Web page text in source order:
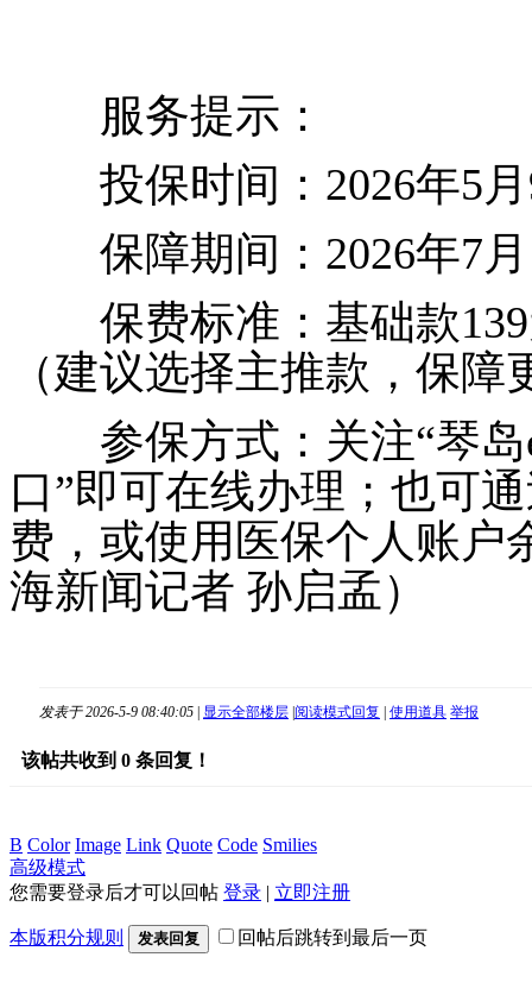
服务提示：
投保时间：2026年5月
保障期间：2026年7月
保费标准：基础款139
（建议选择主推款，保障
参保方式：关注“琴岛e
口”即可在线办理；也可
费，或使用医保个人账户
海新闻记者 孙启孟）
发表于 2026-5-9 08:40:05 | 显示全部楼层 |阅读模式回复 | 使用道具 举报
该帖共收到 0 条回复！
B Color Image Link Quote Code Smilies
高级模式
您需要登录后才可以回帖 登录 | 立即注册
本版积分规则 发表回复 回帖后跳转到最后一页